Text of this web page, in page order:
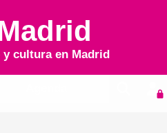
y cultura en Madrid